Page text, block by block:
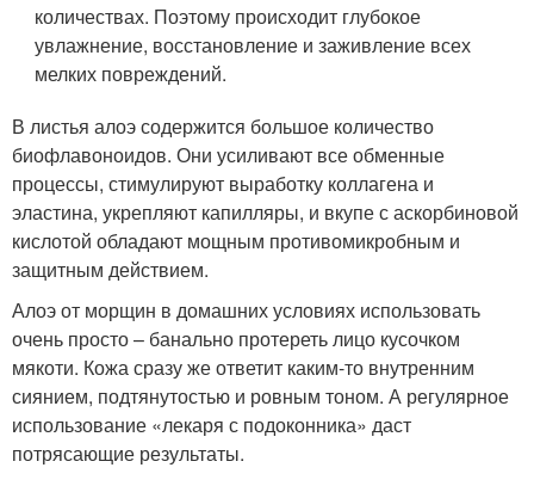
количествах. Поэтому происходит глубокое
увлажнение, восстановление и заживление всех
мелких повреждений.
В листья алоэ содержится большое количество
биофлавоноидов. Они усиливают все обменные
процессы, стимулируют выработку коллагена и
эластина, укрепляют капилляры, и вкупе с аскорбиновой
кислотой обладают мощным противомикробным и
защитным действием.
Алоэ от морщин в домашних условиях использовать
очень просто – банально протереть лицо кусочком
мякоти. Кожа сразу же ответит каким-то внутренним
сиянием, подтянутостью и ровным тоном. А регулярное
использование «лекаря с подоконника» даст
потрясающие результаты.